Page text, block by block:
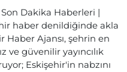
Dakika Haberleri |
haber denildiğinde akla
Haber Ajansı, şehrin en
ve güvenilir yayıncılık
Eskişehir'in nabzını